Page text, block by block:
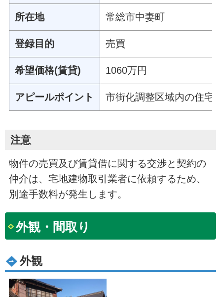
所在地 常総市中妻町
登録目的 売買
希望価格(賃貸) 1060万円
アピールポイント 市街化調整区域内の住宅
注意
物件の売買及び賃貸借に関する交渉と契約の
仲介は、宅地建物取引業者に依頼するため、
別途手数料が発生します。
外観・間取り
外観